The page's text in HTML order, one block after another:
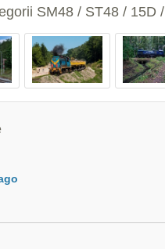
SM48 / ST48 / 15D